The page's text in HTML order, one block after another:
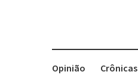
Opinião Crônicas